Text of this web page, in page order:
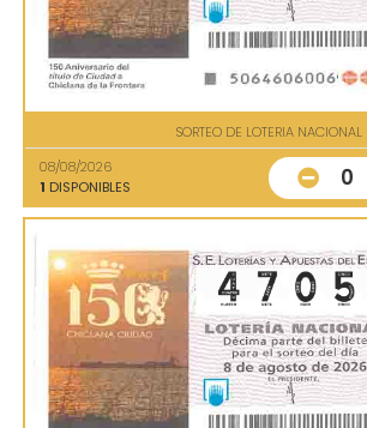
SORTEO DE LOTERIA NACIONAL
08/08/2026
1 DISPONIBLES 0